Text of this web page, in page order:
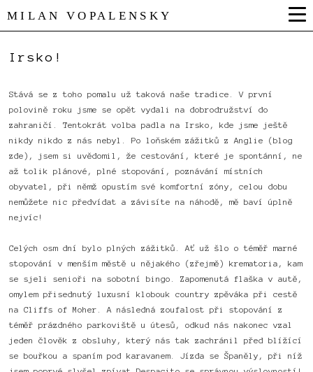
MILAN VOPALENSKY
Irsko!
Stává se z toho pomalu už taková naše tradice. V první
polovině roku jsme se opět vydali na dobrodružství do
zahraničí. Tentokrát volba padla na Irsko, kde jsme ještě
nikdy nikdo z nás nebyl. Po loňském zážitků z Anglie (blog
zde), jsem si uvědomil, že cestování, které je spontánní, ne
až tolik plánové, plné stopování, poznávání místních
obyvatel, při němž opustím své komfortní zóny, celou dobu
nemůžete nic předvídat a závisíte na náhodě, mě baví úplně
nejvíc!
Celých osm dní bylo plných zážitků. Ať už šlo o téměř marné
stopování v menším městě u nějakého (zřejmě) krematoria, kam
se sjeli senioři na sobotní bingo. Zapomenutá flaška v autě,
omylem přisednutý luxusní klobouk country zpěváka při cestě
na Cliffs of Moher. A následná zoufalost při stopování z
téměř prázdného parkoviště u útesů, odkud nás nakonec vzal
jeden člověk z obsluhy, který nás tak zachránil před blížící
se bouřkou a spaním pod karavanem. Jízda se Španěly, při níž